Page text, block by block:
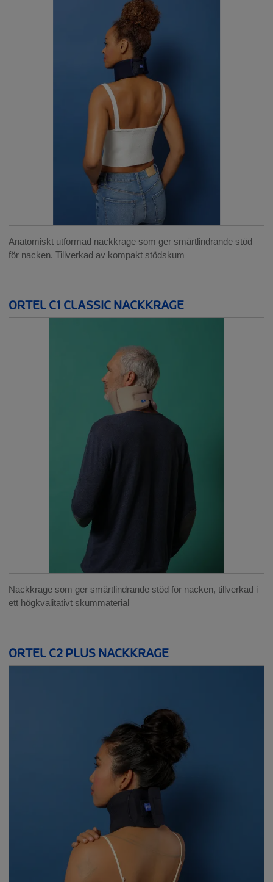
Anatomiskt utformad nackkrage som ger smärtlindrande stöd
för nacken. Tillverkad av kompakt stödskum
ORTEL C1 CLASSIC NACKKRAGE
Nackkrage som ger smärtlindrande stöd för nacken, tillverkad i
ett högkvalitativt skummaterial
ORTEL C2 PLUS NACKKRAGE